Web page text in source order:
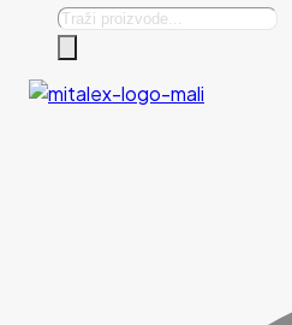
Products
search